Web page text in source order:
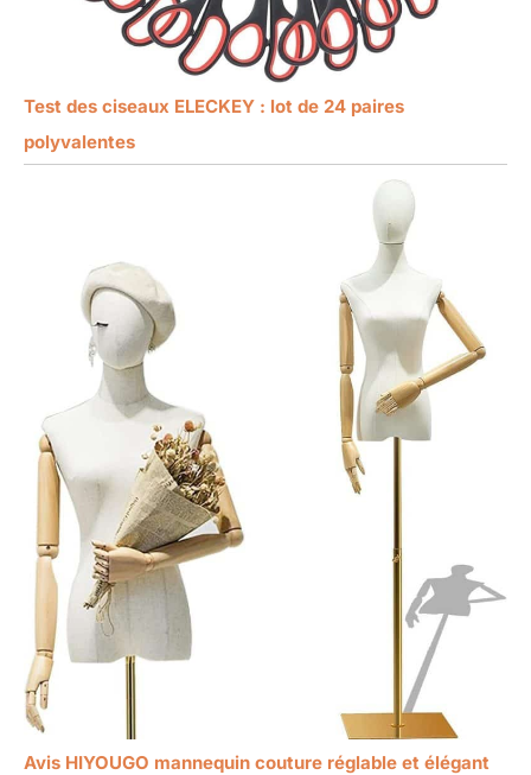
Test des ciseaux ELECKEY : lot de 24 paires
polyvalentes
Avis HIYOUGO mannequin couture réglable et élégant